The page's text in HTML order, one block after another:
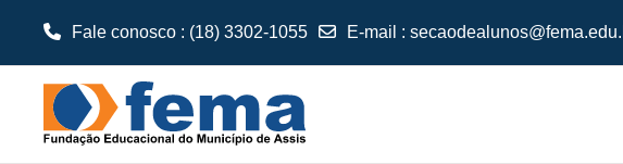
Fale conosco : (18) 3302-1055 E-mail :